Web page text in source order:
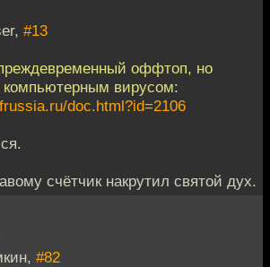
#13
оффтоп, но
компьютерным вирусом:
doc.html?id=2106
счётчик накрутил святой дух.
#82